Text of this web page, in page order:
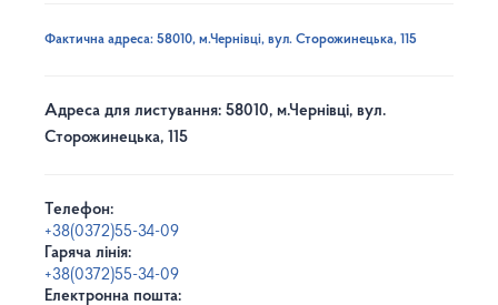
Фактична адреса: 58010, м.Чернівці, вул. Сторожинецька, 115
Адреса для листування: 58010, м.Чернівці, вул.
Сторожинецька, 115
Телефон:
+38(0372)55-34-09
Гаряча лінія:
+38(0372)55-34-09
Електронна пошта: